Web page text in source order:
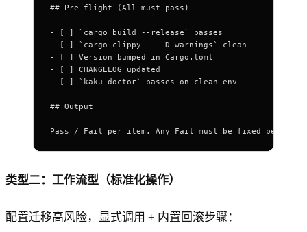
## Pre-flight (All must pass)
- [ ] ` cargo build --release` passes
- [ ] ` cargo clippy -- -D warnings` clean
- [ ] Version bumped in Cargo.toml
- [ ] CHANGELOG updated
- [ ] ` kaku doctor` passes on clean env
## Output
Pass / Fail per item. Any Fail must be fixed before
类型二：工作流型（标准化操作）
配置迁移高风险，显式调用 + 内置回滚步骤：